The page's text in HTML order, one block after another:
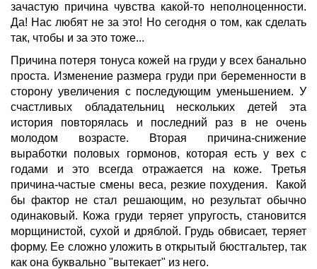
зачастую причина чувства какой-то неполноценности.
Да! Нас любят не за это! Но сегодня о том, как сделать
так, чтобы и за это тоже...
Причина потеря тонуса кожей на груди у всех банально
проста. Изменение размера груди при беременности в
сторону увеличения с последующим уменьшением. У
счастливых обладательниц нескольких детей эта
история повторялась и последний раз в не очень
молодом возрасте. Вторая причина-снижение
выработки половых гормонов, которая есть у вех с
годами и это всегда отражается на коже. Третья
причина-частые смены веса, резкие похудения. Какой
бы фактор не стал решающим, но результат обычно
одинаковый. Кожа груди теряет упругость, становится
морщинистой, сухой и дряблой. Грудь обвисает, теряет
форму. Ее сложно уложить в открытый бюстгальтер, так
как она буквально "вытекает" из него.